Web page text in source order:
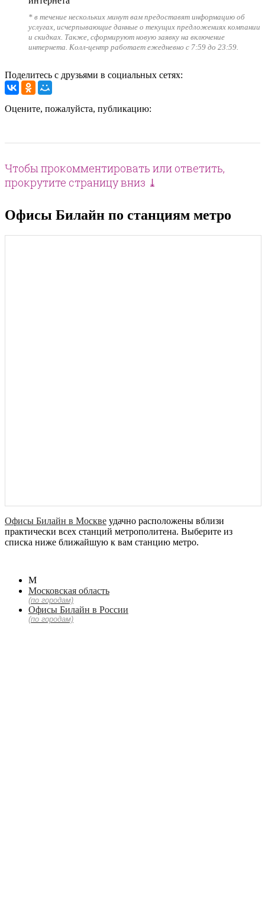
* в течение нескольких минут вам предоставят информацию об
услугах, исчерпывающие данные о текущих предложениях компании
и скидках. Также, сформируют новую заявку на включение
интернета. Колл-центр работает ежедневно с 7:59 до 23:59.
Поделитесь с друзьями в социальных сетях:
Оцените, пожалуйста, публикацию:
Чтобы прокомментировать или ответить,
прокрутите страницу вниз ⤓
Офисы Билайн по станциям метро
Офисы Билайн в Москве удачно расположены вблизи
практически всех станций метрополитена. Выберите из
списка ниже ближайшую к вам станцию метро.
М
Московская область
(по городам)
Офисы Билайн в России
(по городам)